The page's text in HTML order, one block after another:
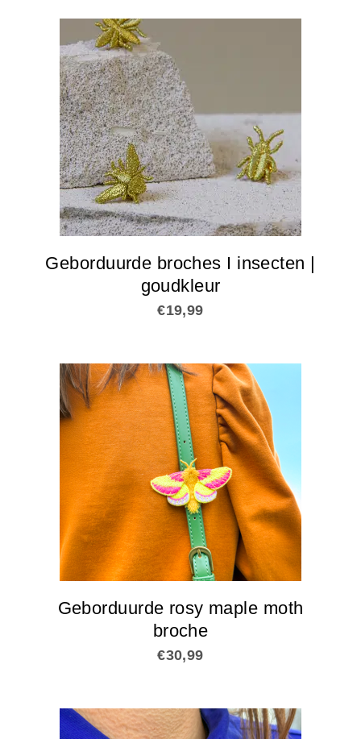
Geborduurde broches I insecten |
goudkleur
€19,99
Geborduurde rosy maple moth
broche
€30,99